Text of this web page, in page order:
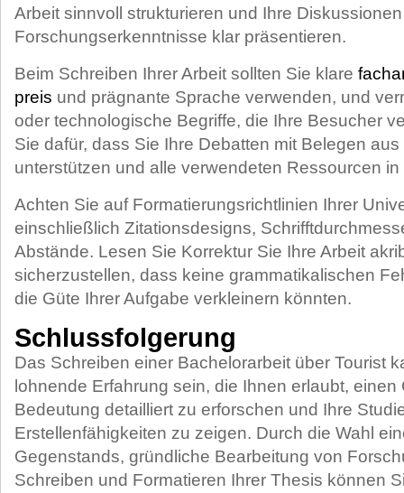
Arbeit sinnvoll strukturieren und Ihre
Forschungserkenntnisse klar präsentieren.
Beim Schreiben Ihrer Arbeit sollten Sie klare
preis und prägnante Sprache verwenden, und
oder technologische Begriffe, die Ihre Besucher
Sie dafür, dass Sie Ihre Debatten mit Belegen
unterstützen und alle verwendeten Ressourcen in
Achten Sie auf Formatierungsrichtlinien Ihrer
einschließlich Zitationsdesigns,
Abstände. Lesen Sie Korrektur Sie Ihre Arbeit
sicherzustellen, dass keine grammatikalischen
die Güte Ihrer Aufgabe verkleinern könnten.
Schlussfolgerung
Das Schreiben einer Bachelorarbeit über Tourist
lohnende Erfahrung sein, die Ihnen erlaubt,
Bedeutung detailliert zu erforschen und Ihre
Erstellenfähigkeiten zu zeigen. Durch die Wahl
Gegenstands, gründliche Bearbeitung von
Schreiben und Formatieren Ihrer Thesis können